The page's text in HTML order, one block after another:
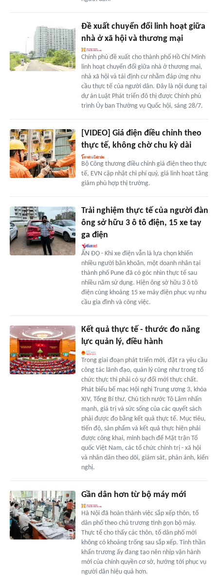
Đề xuất chuyển đổi linh hoạt giữa
nhà ở xã hội và thương mại
Chính phủ đề xuất cho thành phố Hồ Chí Minh
linh hoạt chuyển đổi giữa nhà ở thương mại,
nhà xã hội và tái định cư nhằm đáp ứng nhu
cầu thực tế của người dân. Đây là nội dung tại
dự án Luật Phát triển đô thị được Chính phủ
trình Ủy ban Thường vụ Quốc hội, sáng 28/7.
[VIDEO] Giá điện điều chỉnh theo
thực tế, không chờ chu kỳ dài
Bộ Công thương điều chỉnh giá điện theo thực
tế, EVN cập nhật chi phí quý, giá linh hoạt tăng
giảm phù hợp thị trường.
Trải nghiệm thực tế của người đàn
ông sở hữu 3 ô tô điện, 15 xe tay
ga điện
ẤN ĐỘ - Khi xe điện vẫn là lựa chọn khiến
nhiều người băn khoăn, một doanh nhân tại
thành phố Pune đã có góc nhìn thực tế sau
nhiều năm sử dụng. Hiện ông sở hữu 3 ô tô
điện cùng khoảng 15 xe máy điện phục vụ nhu
cầu gia đình và công việc.
Kết quả thực tế - thước đo năng
lực quản lý, điều hành
Trong giai đoạn phát triển mới, đặt ra yêu cầu
công tác lãnh đạo, quản lý cũng như trong tổ
chức thực thi phải có sự đổi mới thực chất.
Phát biểu bế mạc Hội nghị Trung ương 3, khóa
XIV, Tổng Bí thư, Chủ tịch nước Tô Lâm nhấn
mạnh, giá trị và sức sống của các quyết sách
phải được đo bằng kết quả thực tế. Mục tiêu,
tiến độ, sản phẩm và kết quả thực hiện phải
được công khai, minh bạch để Mặt trận Tổ
quốc Việt Nam, các tổ chức chính trị - xã hội
và nhân dân theo dõi, giám sát, phản ánh, kiến
nghị.
Gần dân hơn từ bộ máy mới
Hà Nội đã hoàn thành việc sắp xếp thôn, tổ
dân phố theo chủ trương tinh gọn bộ máy.
Thực tế cho thấy các thôn, tổ dân phố mới
không có khoảng trống sau sắp xếp. Tinh thần
khẩn trương ấy đang tạo nên nhịp vận hành
mới của chính quyền cơ sở, hướng tới phục vụ
người dân hiệu quả hơn.